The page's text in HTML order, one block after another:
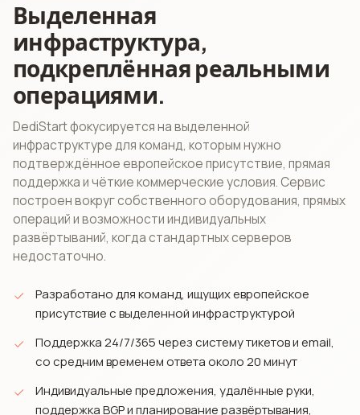
Выделенная
инфраструктура,
подкреплённая реальными
операциями.
DediStart фокусируется на выделенной
инфраструктуре для команд, которым нужно
подтверждённое европейское присутствие, прямая
поддержка и чёткие коммерческие условия. Сервис
построен вокруг собственного оборудования, прямых
операций и возможности индивидуальных
развёртываний, когда стандартных серверов
недостаточно.
Разработано для команд, ищущих европейское
присутствие с выделенной инфраструктурой
Поддержка 24/7/365 через систему тикетов и email,
со средним временем ответа около 20 минут
Индивидуальные предложения, удалённые руки,
поддержка BGP и планирование развёртывания,